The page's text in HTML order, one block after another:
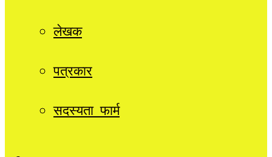
लेखक
पत्रकार
सदस्यता फार्म